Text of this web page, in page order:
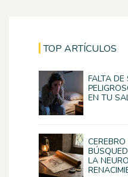
TOP ARTÍCULOS
FALTA DE
EN TU
LA